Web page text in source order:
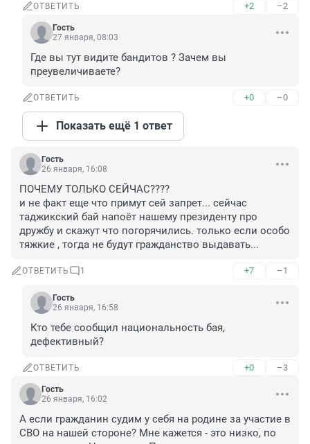
ОТВЕТИТЬ +2 –2
Гость
27 января, 08:03
Где вы тут видите бандитов ? Зачем вы
преувеличиваете?
ОТВЕТИТЬ +0 –0
Показать ещё 1 ответ
Гость
26 января, 16:08
ПОЧЕМУ ТОЛЬКО СЕЙЧАС????
и не факт еще что примут сей запрет... сейчас
таджикский бай напоёт нашему президенту про
дружбу и скажут что погорячились. только если особо
тяжкие , тогда не будут гражданство выдавать...
ОТВЕТИТЬ 1 +7 –1
Гость
26 января, 16:58
Кто тебе сообщил национальность бая,
дефективный?
ОТВЕТИТЬ +0 –3
Гость
26 января, 16:02
А если гражданин судим у себя на родине за участие в
СВО на нашей стороне? Мне кажется - это низко, по